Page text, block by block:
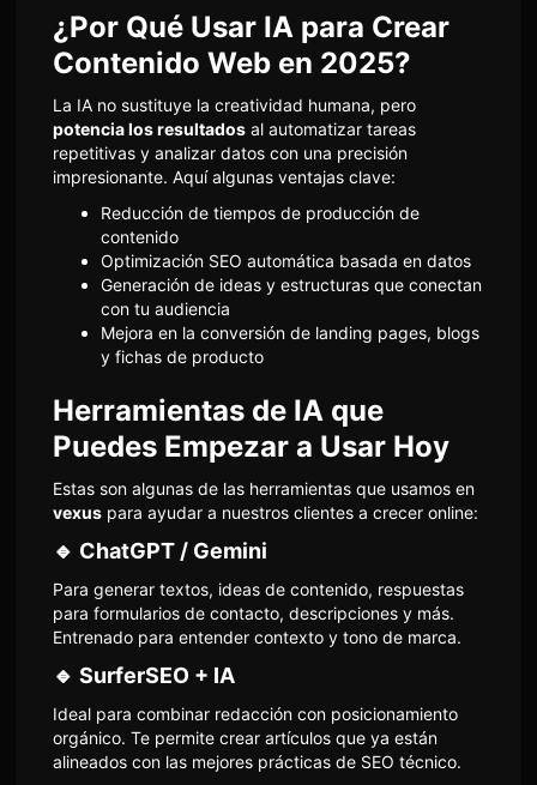
¿Por Qué Usar IA para Crear
Contenido Web en 2025?
La IA no sustituye la creatividad humana, pero
potencia los resultadosal automatizar tareas
repetitivas y analizar datos con una precisión
impresionante. Aquí algunas ventajas clave:
Reducción de tiempos de producción de
contenido
Optimización SEO automática basada en datos
Generación de ideas y estructuras que conectan
con tu audiencia
Mejora en la conversión de landing pages, blogs
y fichas de producto
Herramientas de IA que
Puedes Empezar a Usar Hoy
Estas son algunas de las herramientas que usamos en
vexuspara ayudar a nuestros clientes a crecer online:
🔹 ChatGPT / Gemini
Para generar textos, ideas de contenido, respuestas
para formularios de contacto, descripciones y más.
Entrenado para entender contexto y tono de marca.
🔹 SurferSEO + IA
Ideal para combinar redacción con posicionamiento
orgánico. Te permite crear artículos que ya están
alineados con las mejores prácticas de SEO técnico.